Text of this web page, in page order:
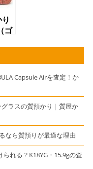
ゴ
Capsule Airを査定！か
グラスの質預かり｜質屋か
なら質預りが最適な理由
れる？K18YG・15.9gの査